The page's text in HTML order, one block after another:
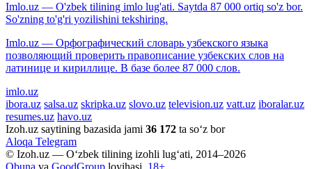
Imlo.uz — O'zbek tilining imlo lug'ati. Saytda 87 000 ortiq so'z bor.
So'zning to'g'ri yozilishini tekshiring.
Imlo.uz — Орфографический словарь узбекского языка
позволяющий проверить правописание узбекских слов на
латинице и кириллице. В базе более 87 000 слов.
imlo.uz
ibora.uz salsa.uz skripka.uz slovo.uz television.uz vatt.uz iboralar.uz
resumes.uz havo.uz
Izoh.uz saytining bazasida jami 36 172 ta so‘z bor
Aloqa Telegram
© Izoh.uz — O‘zbek tilining izohli lug‘ati, 2014–2026
Obuna va GoodGroup loyihasi. 18+